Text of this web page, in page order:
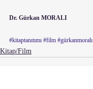
Dr. Gürkan MORALI
#kitaptanıtımı #film #gürkanmoralı
Kitap/Film